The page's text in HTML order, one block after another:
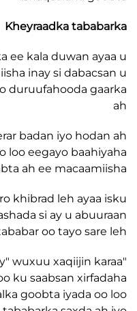
Kheyraadka
ee kala duwan
inay si
eegayo duruufahooda
ee heerar badan iyo
iyadoo loo eegayo
dhabta ah ee
injineero khibrad leh
si ay u
tababar oo tayo
wuxuu xaqiijin
ah oo ku saabsan
hawlgalka goobta iyada